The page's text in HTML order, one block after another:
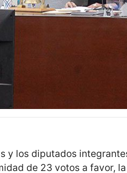
y los diputados
de 23 votos a favor,